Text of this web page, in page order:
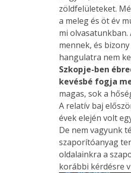
zöldfelületeket.
a meleg és öt év
mi
mennek, és
hangulatra nem
Szkopje-ben
kevésbé fogja
magas, sok a
A relatív baj
évek elején volt
De nem vagyunk
szaporítóanyag
oldalainkra a
korábbi kérdésre